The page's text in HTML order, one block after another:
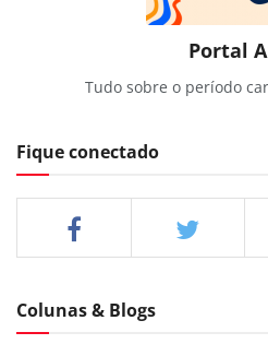
Portal
Tudo sobre o período
Fique conectado
Colunas & Blogs